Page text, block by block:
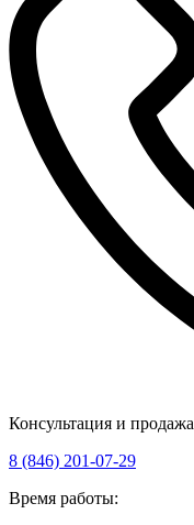
Консультация и
8 (846) 201-07-29
Время работы: